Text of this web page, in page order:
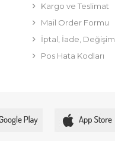
Kargo ve Teslimat
Mail Order Formu
İptal, İade, Değişim
Pos Hata Kodları